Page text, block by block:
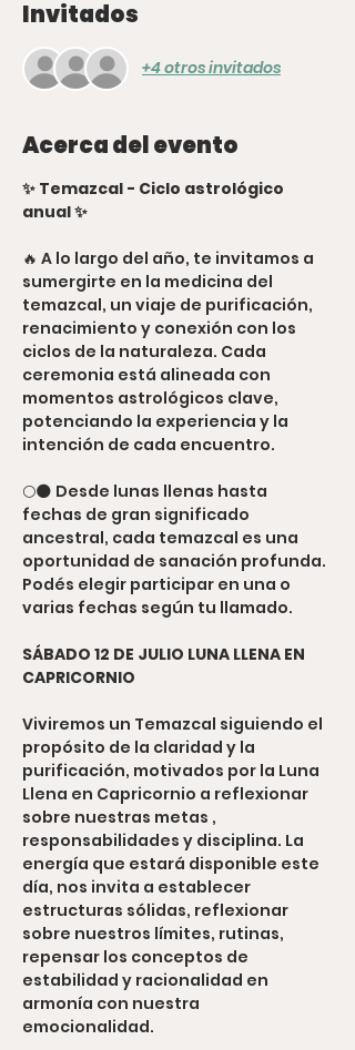
Invitados
+4 otros invitados
Acerca del evento
✨ Temazcal - Ciclo astrológico
anual ✨
🔥 A lo largo del año, te invitamos a
sumergirte en la medicina del
temazcal, un viaje de purificación,
renacimiento y conexión con los
ciclos de la naturaleza. Cada
ceremonia está alineada con
momentos astrológicos clave,
potenciando la experiencia y la
intención de cada encuentro.
🌕🌑 Desde lunas llenas hasta
fechas de gran significado
ancestral, cada temazcal es una
oportunidad de sanación profunda.
Podés elegir participar en una o
varias fechas según tu llamado.
SÁBADO 12 DE JULIO LUNA LLENA EN
CAPRICORNIO
Viviremos un Temazcal siguiendo el
propósito de la claridad y la
purificación, motivados por la Luna
Llena en Capricornio a reflexionar
sobre nuestras metas ,
responsabilidades y disciplina. La
energía que estará disponible este
día, nos invita a establecer
estructuras sólidas, reflexionar
sobre nuestros límites, rutinas,
repensar los conceptos de
estabilidad y racionalidad en
armonía con nuestra
emocionalidad.